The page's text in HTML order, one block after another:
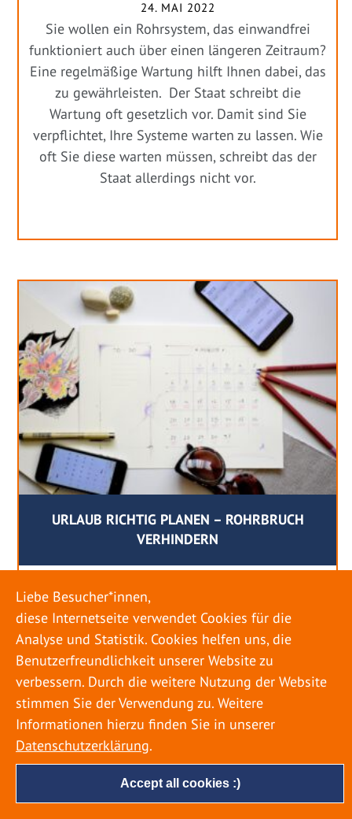
24. MAI 2022
Sie wollen ein Rohrsystem, das einwandfrei
funktioniert auch über einen längeren Zeitraum?
Eine regelmäßige Wartung hilft Ihnen dabei, das
zu gewährleisten. Der Staat schreibt die
Wartung oft gesetzlich vor. Damit sind Sie
verpflichtet, Ihre Systeme warten zu lassen. Wie
oft Sie diese warten müssen, schreibt das der
Staat allerdings nicht vor.
URLAUB RICHTIG PLANEN – ROHRBRUCH
VERHINDERN
18. MAI 2022
Egal ob Sommer oder Winter: Alle Menschen
genießen ihren Urlaub. Dabei zieht es die Einen
weiter weg, die Anderen bleiben dann doch
lieber in der Heimat. Wenn Sie für eine längere
Zeit wegfahren möchten, gibt es einige Dinge zu
beachten, damit nicht anschließend eine böse
Überraschung auf Sie wartet. Um einen
möglichst entspannten Urlaub zu […]
Accept all cookies :)
Liebe Besucher*innen,
diese Internetseite verwendet Cookies für die
Analyse und Statistik. Cookies helfen uns, die
Benutzerfreundlichkeit unserer Website zu
verbessern. Durch die weitere Nutzung der Website
stimmen Sie der Verwendung zu. Weitere
Informationen hierzu finden Sie in unserer
Datenschutzerklärung.